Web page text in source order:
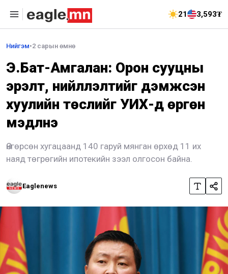
21 3,593₮
Нийгэм•2 сарын өмнө
Э.Бат-Амгалан: Орон сууцны
эрэлт, нийлүүлэлтийг дэмжсэн
хуулийн төслийг УИХ-д өргөн
мэдүүлнэ
Өнгөрсөн хугацаанд 140 гаруй мянган өрхөд 11 их
наяд төгрөгийн ипотекийн зээл олгосон байна.
Eaglenews